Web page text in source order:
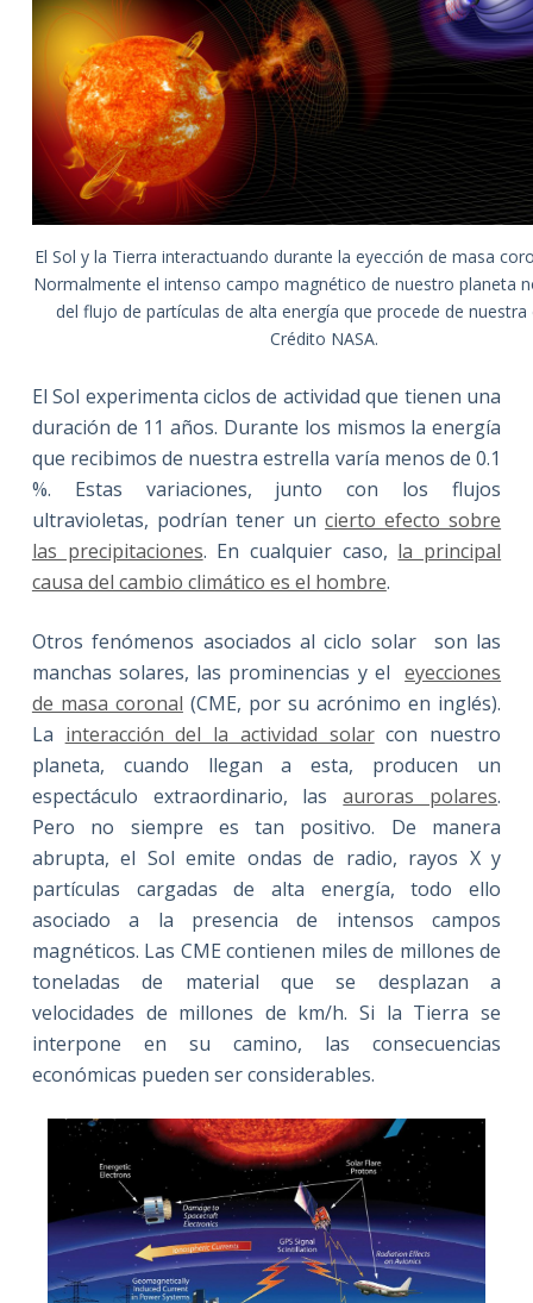
El Sol y la Tierra interactuando durante la eyección de masa
Normalmente el intenso campo magnético de nuestro planeta
del flujo de partículas de alta energía que procede de nuestra
Crédito NASA.
El Sol experimenta ciclos de actividad que tienen una
duración de 11 años. Durante los mismos la energía
que recibimos de nuestra estrella varía menos de 0.1
%. Estas variaciones, junto con los flujos
ultravioletas, podrían tener uncierto efecto sobre
las precipitaciones. En cualquier caso, la principal
causa del cambio climático es el hombre.
Otros fenómenos asociados al ciclo solar son las
manchas solares, las prominencias y eleyecciones
de masa coronal (CME, por su acrónimo en inglés).
La interacción del la actividad solarcon nuestro
planeta, cuando llegan a esta, producen un
espectáculo extraordinario, lasauroras polares.
Pero no siempre es tan positivo. De manera
abrupta, el Sol emite ondas de radio, rayos X y
partículas cargadas de alta energía, todo ello
asociado a la presencia de intensos campos
magnéticos. Las CME contienen miles de millones de
toneladas de material que se desplazan a
velocidades de millones de km/h. Si la Tierra se
interpone en su camino, las consecuencias
económicas pueden ser considerables.